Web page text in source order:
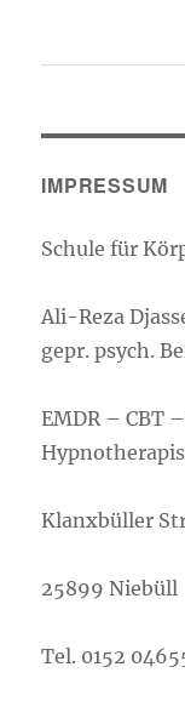
IMPRESSUM
Schule für
Ali-Reza
gepr. psych.
EMDR – CBT
Klanxbüller
25899 Niebüll
Tel. 0152